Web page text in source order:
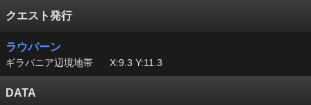
クエスト発行
ラウバーン
ギラバニア辺境地帯 X:9.3 Y:11.3
DATA